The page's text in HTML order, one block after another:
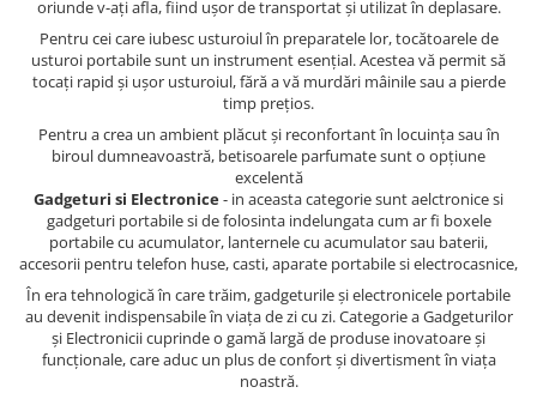
oriunde v-ați afla, fiind ușor de transportat și utilizat în deplasare.
Pentru cei care iubesc usturoiul în preparatele lor, tocătoarele de
usturoi portabile sunt un instrument esențial. Acestea vă permit să
tocați rapid și ușor usturoiul, fără a vă murdări mâinile sau a pierde
timp prețios.
Pentru a crea un ambient plăcut și reconfortant în locuința sau în
biroul dumneavoastră, betisoarele parfumate sunt o opțiune
excelentă
Gadgeturi si Electronice- in aceasta categorie sunt aelctronice si
gadgeturi portabile si de folosinta indelungata cum ar fi boxele
portabile cu acumulator, lanternele cu acumulator sau baterii,
accesorii pentru telefon huse, casti, aparate portabile si electrocasnice,
În era tehnologică în care trăim, gadgeturile și electronicele portabile
au devenit indispensabile în viața de zi cu zi. Categorie a Gadgeturilor
și Electronicii cuprinde o gamă largă de produse inovatoare și
funcționale, care aduc un plus de confort și divertisment în viața
noastră.